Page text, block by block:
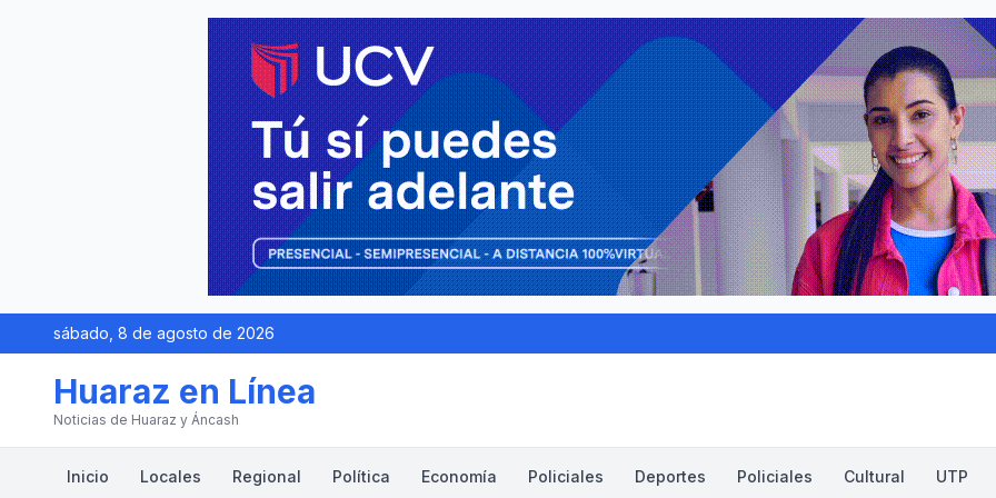
sábado, 8 de agosto de 2026
Huaraz en Línea
Noticias de Huaraz y Áncash
Inicio Locales Regional Política Economía Policiales Deportes Policiales Cultural UTP